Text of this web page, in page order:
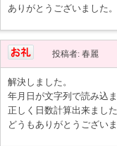
ありがとうございました。
投稿者: 春麗
解決しました。
年月日が文字列で読み込
正しく日数計算出来ました
どうもありがとうございま